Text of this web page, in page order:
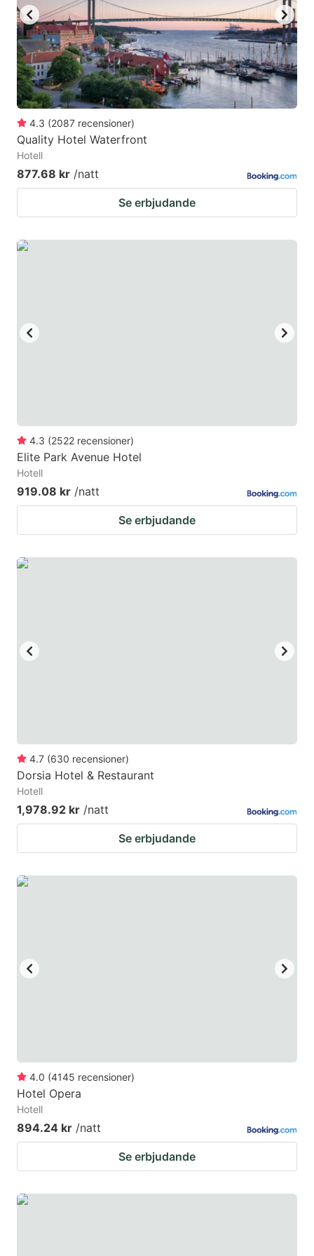
to
get
the
keyboard
shortcuts
for
changing
to
get
the
keyboard
shortcuts
4.3 (2087 recensioner)
Quality Hotel Waterfront
Hotell
877.68 kr /natt
Se erbjudande
4.3 (2522 recensioner)
Elite Park Avenue Hotel
Hotell
919.08 kr /natt
Se erbjudande
4.7 (630 recensioner)
Dorsia Hotel & Restaurant
Hotell
1,978.92 kr /natt
Se erbjudande
4.0 (4145 recensioner)
Hotel Opera
Hotell
894.24 kr /natt
Se erbjudande